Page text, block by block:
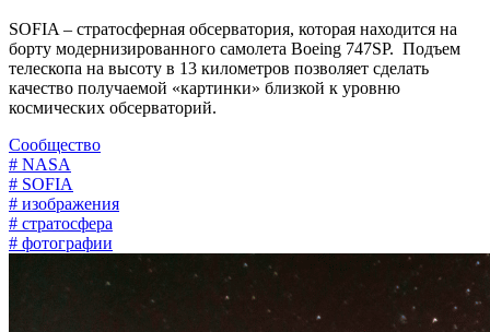
SOFIA – стратосферная обсерватория, которая находится на
борту модернизированного самолета Boeing 747SP. Подъем
телескопа на высоту в 13 километров позволяет сделать
качество получаемой «картинки» близкой к уровню
космических обсерваторий.
Сообщество
# NASA
# SOFIA
# изображения
# стратосфера
# фотографии